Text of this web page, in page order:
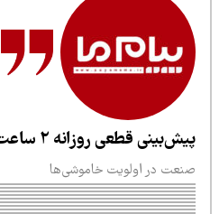
قطعی روزانه ۲ ساعت برق در تابستان؛
در اولویت خاموشی‌ها